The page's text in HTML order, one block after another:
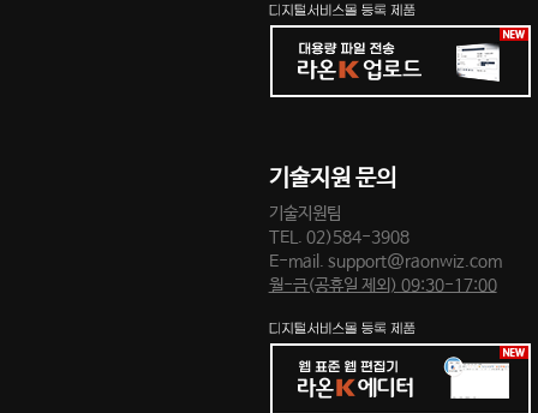
기술지원 문의
기술지원팀
TEL. 02)584-3908
E-mail. support@raonwiz.com
월-금(공휴일 제외) 09:30-17:00